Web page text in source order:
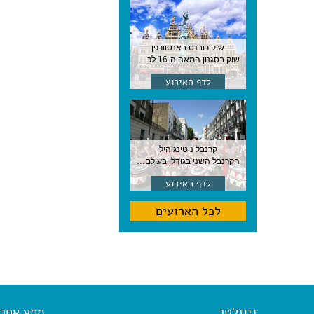
שוק רובנס באנטוורפן
שוק בסגנון המאה ה-16 לכבודו של הצייר המפורסם, בן העיר, נערך ב-15 באוגוסט באנטוורפן
לדף האירוע
קרנבל נוטינג היל
הקרנבל השני בגודלו בעולם, עם מוזיקה, תהלוכות ותחפושות. לונדון
לדף האירוע
לכל הארועים